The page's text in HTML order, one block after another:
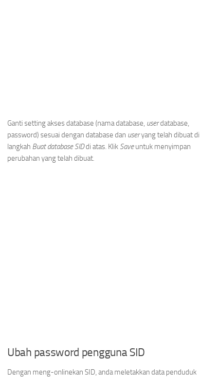
Ganti setting akses database (nama database, userdatabase,
password) sesuai dengan database dan useryang telah dibuat di
langkah Buat database SIDdi atas. Klik Saveuntuk menyimpan
perubahan yang telah dibuat.
Ubah password pengguna SID
Dengan meng-onlinekan SID, anda meletakkan data penduduk